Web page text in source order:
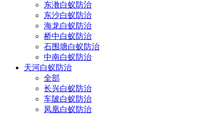
东漖白蚁防治
东沙白蚁防治
海龙白蚁防治
桥中白蚁防治
石围塘白蚁防治
中南白蚁防治
天河白蚁防治
全部
长兴白蚁防治
车陂白蚁防治
凤凰白蚁防治